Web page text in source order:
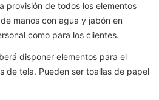
provisión de todos los elementos
manos con agua y jabón en
como para los clientes.
disponer elementos para el
de tela. Pueden ser toallas de papel